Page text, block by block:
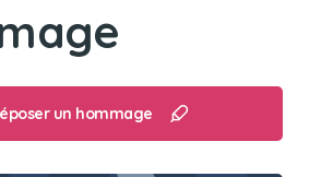
un hommage